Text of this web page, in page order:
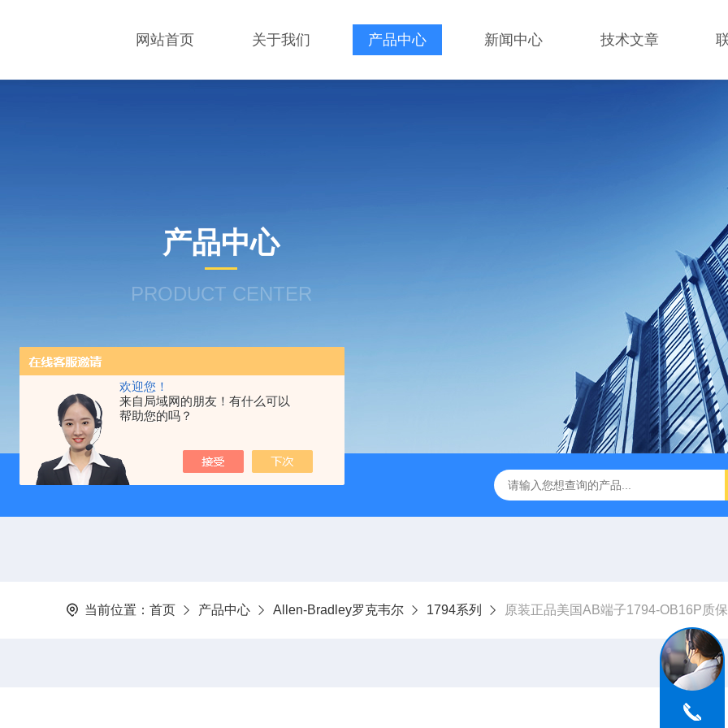
欢迎您！
来自局域网的朋友！有什么可以
帮助您的吗？
网站首页 关于我们 产品中心 新闻中心 技术文章
产品中心
PRODUCT CENTER
当前位置： 首页 产品中心 Allen-Bradley罗克韦尔 1794系列 原装正品美国AB端子1794-OB16P质